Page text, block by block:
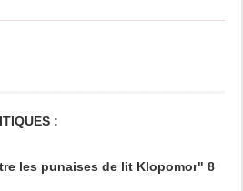
:
les punaises de lit Klopomor" 8